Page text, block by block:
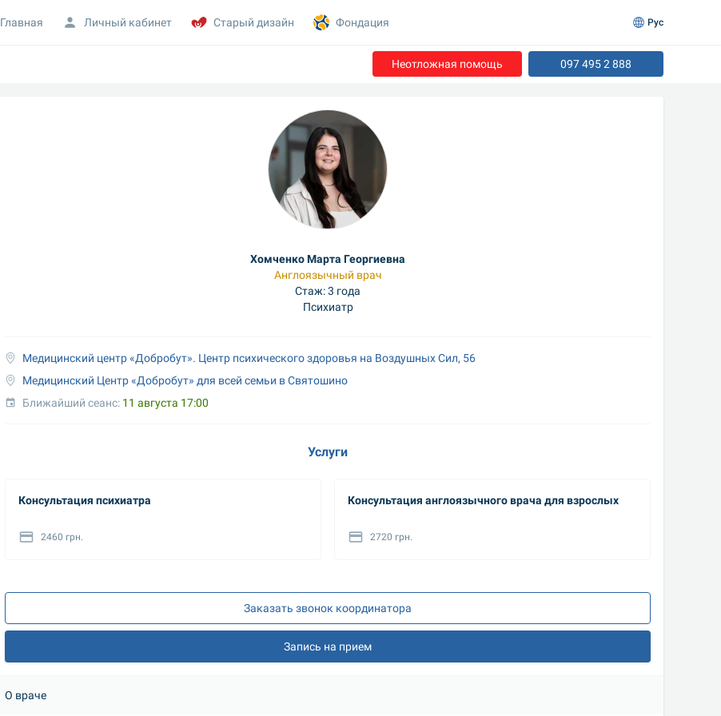
Неотложная помощь 097 495 2 888
Хомченко Марта Георгиевна
Англоязычный врач
Стаж: 3 года
Психиатр
Медицинский центр «Добробут». Центр психического здоровья на Воздушных Сил, 56
Медицинский Центр «Добробут» для всей семьи в Святошино
Ближайший сеанс: 11 августа 17:00
Услуги
Консультация психиатра
2460 грн.
Консультация англоязычного врача для взрослых
2720 грн.
Заказать звонок координатора
Запись на прием
О враче
Главная Личный кабинет Старый дизайн Фондация Рус